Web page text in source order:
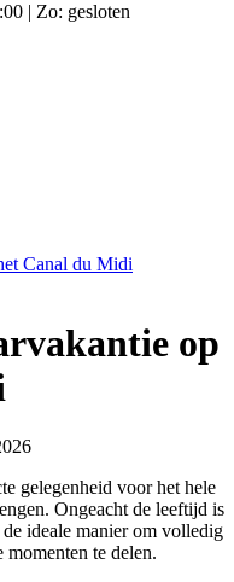
| Zo: gesloten
Canal du Midi
op
gelegenheid voor het hele
Ongeacht de leeftijd is
ideale manier om volledig
momenten te delen.